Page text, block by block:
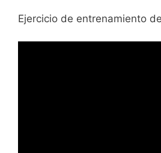
Ejercicio de entrenamiento